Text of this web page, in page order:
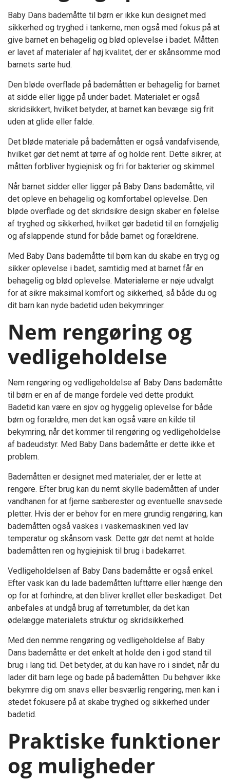
Baby Dans bademåtte til børn er ikke kun designet med
sikkerhed og tryghed i tankerne, men også med fokus på at
give barnet en behagelig og blød oplevelse i badet. Måtten
er lavet af materialer af høj kvalitet, der er skånsomme mod
barnets sarte hud.
Den bløde overflade på bademåtten er behagelig for barnet
at sidde eller ligge på under badet. Materialet er også
skridsikkert, hvilket betyder, at barnet kan bevæge sig frit
uden at glide eller falde.
Det bløde materiale på bademåtten er også vandafvisende,
hvilket gør det nemt at tørre af og holde rent. Dette sikrer, at
måtten forbliver hygiejnisk og fri for bakterier og skimmel.
Når barnet sidder eller ligger på Baby Dans bademåtte, vil
det opleve en behagelig og komfortabel oplevelse. Den
bløde overflade og det skridsikre design skaber en følelse
af tryghed og sikkerhed, hvilket gør badetid til en fornøjelig
og afslappende stund for både barnet og forældrene.
Med Baby Dans bademåtte til børn kan du skabe en tryg og
sikker oplevelse i badet, samtidig med at barnet får en
behagelig og blød oplevelse. Materialerne er nøje udvalgt
for at sikre maksimal komfort og sikkerhed, så både du og
dit barn kan nyde badetid uden bekymringer.
Nem rengøring og
vedligeholdelse
Nem rengøring og vedligeholdelse af Baby Dans bademåtte
til børn er en af de mange fordele ved dette produkt.
Badetid kan være en sjov og hyggelig oplevelse for både
børn og forældre, men det kan også være en kilde til
bekymring, når det kommer til rengøring og vedligeholdelse
af badeudstyr. Med Baby Dans bademåtte er dette ikke et
problem.
Bademåtten er designet med materialer, der er lette at
rengøre. Efter brug kan du nemt skylle bademåtten af under
vandhanen for at fjerne sæberester og eventuelle snavsede
pletter. Hvis der er behov for en mere grundig rengøring, kan
bademåtten også vaskes i vaskemaskinen ved lav
temperatur og skånsom vask. Dette gør det nemt at holde
bademåtten ren og hygiejnisk til brug i badekarret.
Vedligeholdelsen af Baby Dans bademåtte er også enkel.
Efter vask kan du lade bademåtten lufttørre eller hænge den
op for at forhindre, at den bliver krøllet eller beskadiget. Det
anbefales at undgå brug af tørretumbler, da det kan
ødelægge materialets struktur og skridsikkerhed.
Med den nemme rengøring og vedligeholdelse af Baby
Dans bademåtte er det enkelt at holde den i god stand til
brug i lang tid. Det betyder, at du kan have ro i sindet, når du
lader dit barn lege og bade på bademåtten. Du behøver ikke
bekymre dig om snavs eller besværlig rengøring, men kan i
stedet fokusere på at skabe tryghed og sikkerhed under
badetid.
Praktiske funktioner
og muligheder